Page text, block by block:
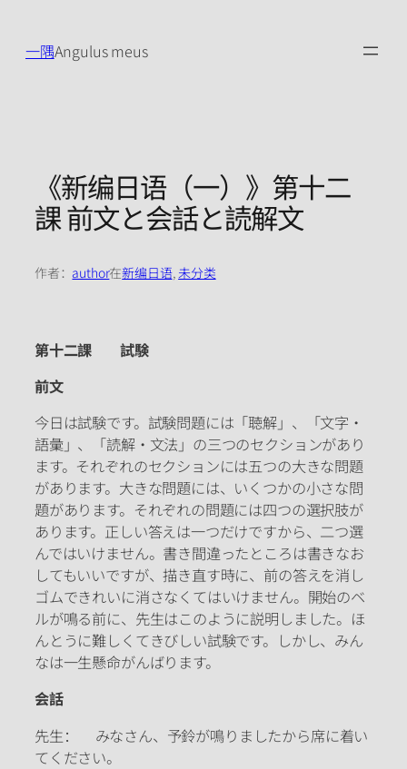
一隅Angulus meus
《新编日语（一）》第十二
課 前文と会話と読解文
作者： author在新编日语, 未分类
第十二課
試験
前文
今日は試験です。試験問題には「聴解」、「文字・
語彙」、「読解・文法」の三つのセクションがあり
ます。それぞれのセクションには五つの大きな問題
があります。大きな問題には、いくつかの小さな問
題があります。それぞれの問題には四つの選択肢が
あります。正しい答えは一つだけですから、二つ選
んではいけません。書き間違ったところは書きなお
してもいいですが、描き直す時に、前の答えを消し
ゴムできれいに消さなくてはいけません。開始のベ
ルが鳴る前に、先生はこのように説明しました。ほ
んとうに難しくてきびしい試験です。しかし、みん
なは一生懸命がんばります。
会話
先生： みなさん、予鈴が鳴りましたから席に着い
てください。